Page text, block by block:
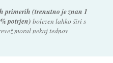
primerih (trenutno je znan 1
potrjen) bolezen lahko širi s
moral nekaj tednov